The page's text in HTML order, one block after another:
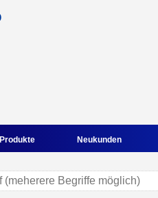
Produkte Neukunden